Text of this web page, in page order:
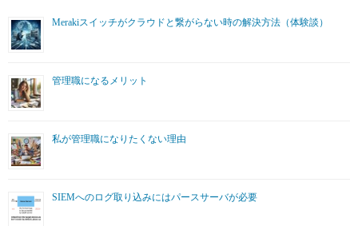
Merakiスイッチがクラウドと繋がらない時の解決方法（体験談）
管理職になるメリット
私が管理職になりたくない理由
SIEMへのログ取り込みにはパースサーバが必要